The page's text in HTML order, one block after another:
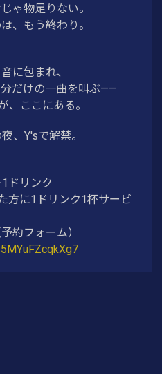
ゃ物足りない。
、もう終わり。
に包まれ、
だけの一曲を叫ぶ——
、ここにある。
、Y'sで解禁。
ドリンク
方に1ドリンク1杯サービ
約フォーム）